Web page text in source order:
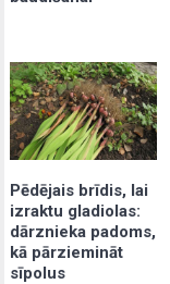
Pēdējais brīdis, lai
izraktu gladiolas:
dārznieka padoms,
kā pārziemināt
sīpolus